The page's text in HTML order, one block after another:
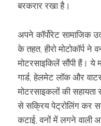
बरकरार रखा है।
अपने कॉर्पोरेट सामाजिक
के तहत, हीरो मोटोकॉर्प
मोटरसाइकिलें सौंपी हैं।
गार्ड, हेलमेट लॉक और
मोटरसाइकलों की
से सक्रिय पेट्रोलिंग कर
कटाई, वनों में लगने वाली